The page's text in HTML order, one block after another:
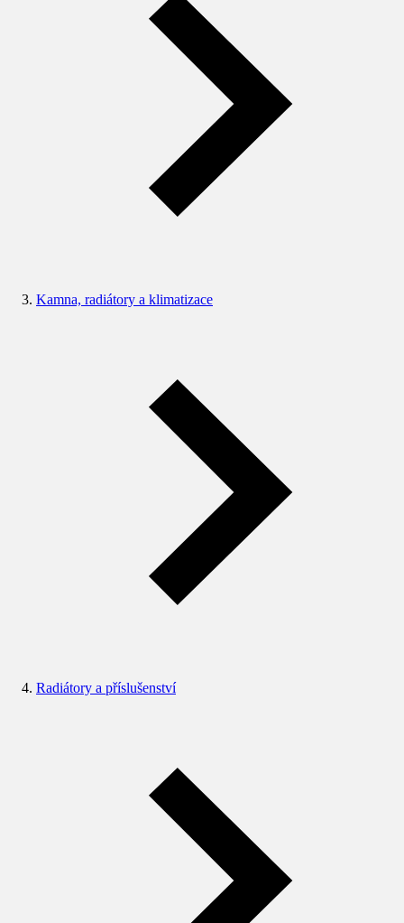
Kamna, radiátory a klimatizace
Radiátory a příslušenství